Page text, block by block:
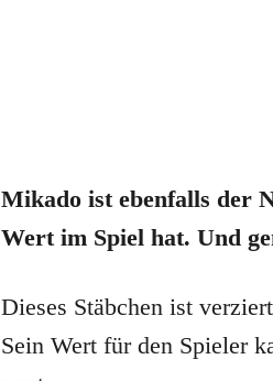
Mikado ist ebenfalls der
Wert im Spiel hat. Und
Dieses Stäbchen ist
Sein Wert für den Spieler